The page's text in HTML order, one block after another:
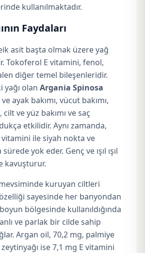
kullanılmaktadır.
Faydaları
asit başta olmak üzere yağ
Tokoferol E vitamini, fenol,
diğer temel bileşenleridir.
yağı olan Argania Spinosa
ve ayak bakımı, vücut bakımı,
cilt ve yüz bakımı ve saç
etkilidir. Aynı zamanda,
ile siyah nokta ve
yok eder. Genç ve ışıl ışıl
kavuşturur.
kuruyan ciltleri
sayesinde her banyondan
bölgesinde kullanıldığında
ve parlak bir cilde sahip
Argan oil, 70,2 mg, palmiye
zeytinyağı ise 7,1 mg E vitamini